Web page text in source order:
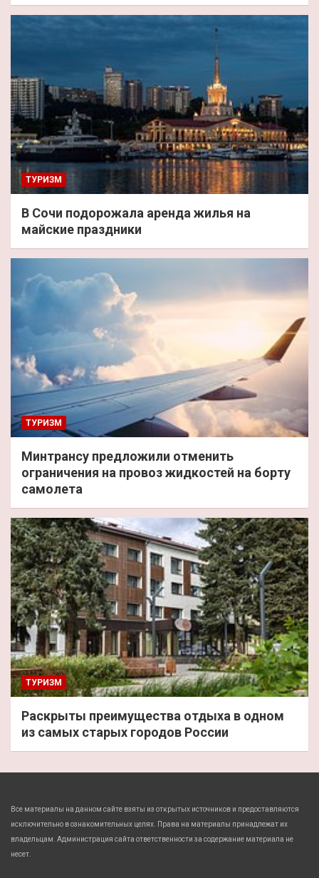
ТУРИЗМ
В Сочи подорожала аренда жилья на
майские праздники
ТУРИЗМ
Минтрансу предложили отменить
ограничения на провоз жидкостей на борту
самолета
ТУРИЗМ
Раскрыты преимущества отдыха в одном
из самых старых городов России
Все материалы на данном сайте взяты из открытых источников и предоставляются
исключительно в ознакомительных целях. Права на материалы принадлежат их
владельцам. Администрация сайта ответственности за содержание материала не
несет.